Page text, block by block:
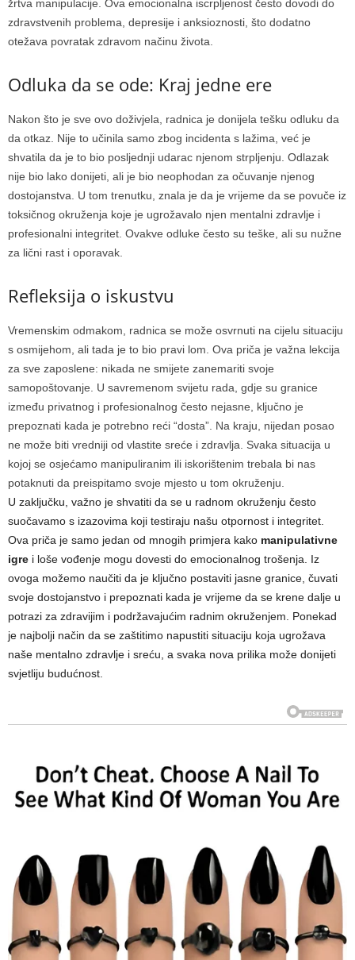
žrtva manipulacije. Ova emocionalna iscrpljenost često dovodi do
zdravstvenih problema, depresije i anksioznosti, što dodatno
otežava povratak zdravom načinu života.
Odluka da se ode: Kraj jedne ere
Nakon što je sve ovo doživjela, radnica je donijela tešku odluku da
da otkaz. Nije to učinila samo zbog incidenta s lažima, već je
shvatila da je to bio posljednji udarac njenom strpljenju. Odlazak
nije bio lako donijeti, ali je bio neophodan za očuvanje njenog
dostojanstva. U tom trenutku, znala je da je vrijeme da se povuče iz
toksičnog okruženja koje je ugrožavalo njen mentalni zdravlje i
profesionalni integritet. Ovakve odluke često su teške, ali su nužne
za lični rast i oporavak.
Refleksija o iskustvu
Vremenskim odmakom, radnica se može osvrnuti na cijelu situaciju
s osmijehom, ali tada je to bio pravi lom. Ova priča je važna lekcija
za sve zaposlene: nikada ne smijete zanemariti svoje
samopoštovanje. U savremenom svijetu rada, gdje su granice
između privatnog i profesionalnog često nejasne, ključno je
prepoznati kada je potrebno reći “dosta”. Na kraju, nijedan posao
ne može biti vredniji od vlastite sreće i zdravlja. Svaka situacija u
kojoj se osjećamo manipuliranim ili iskorištenim trebala bi nas
potaknuti da preispitamo svoje mjesto u tom okruženju.
U zaključku, važno je shvatiti da se u radnom okruženju često
suočavamo s izazovima koji testiraju našu otpornost i integritet.
Ova priča je samo jedan od mnogih primjera kako manipulativne
igre i loše vođenje mogu dovesti do emocionalnog trošenja. Iz
ovoga možemo naučiti da je ključno postaviti jasne granice, čuvati
svoje dostojanstvo i prepoznati kada je vrijeme da se krene dalje u
potrazi za zdravijim i podržavajućim radnim okruženjem. Ponekad
je najbolji način da se zaštitimo napustiti situaciju koja ugrožava
naše mentalno zdravlje i sreću, a svaka nova prilika može donijeti
svjetliju budućnost.